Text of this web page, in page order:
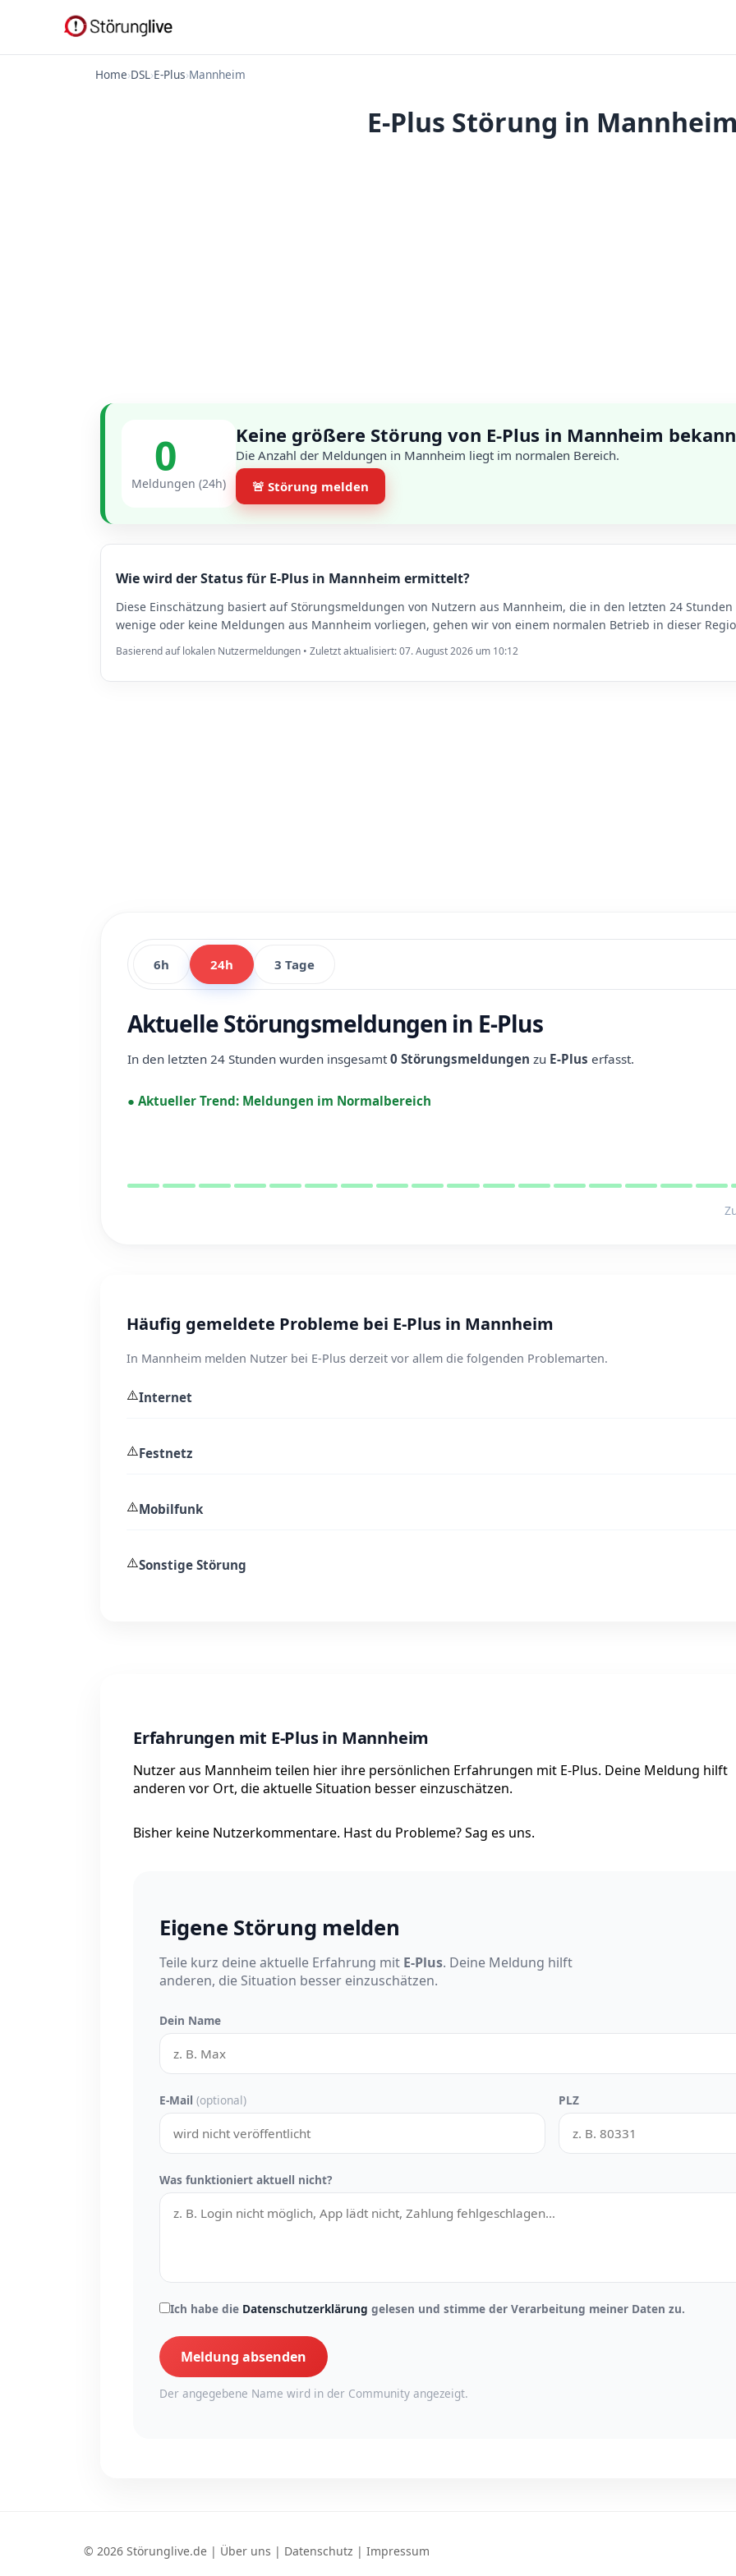
Home›DSL›E-Plus›Mannheim
E-Plus Störung in
0
Meldungen (24h)
Keine größere Störung von E-Plus in Mannheim
Die Anzahl der Meldungen in Mannheim liegt im normalen Bereich.
🚨 Störung melden
Wie wird der Status für E-Plus in Mannheim ermittelt?
Diese Einschätzung basiert auf Störungsmeldungen von Nutzern aus Mannheim, die in den letzten 24
wenige oder keine Meldungen aus Mannheim vorliegen, gehen wir von einem normalen Betrieb in dieser
Basierend auf lokalen Nutzermeldungen • Zuletzt aktualisiert: 07. August 2026 um 10:12
6h 24h 3 Tage
Aktuelle Störungsmeldungen in E-Plus
In den letzten 24 Stunden wurden insgesamt0 Störungsmeldungen zu E-Plus erfasst.
● Aktueller Trend: Meldungen im Normalbereich
Häufig gemeldete Probleme bei E-Plus in Mannheim
In Mannheim melden Nutzer bei E-Plus derzeit vor allem die folgenden Problemarten.
⚠️Internet
⚠️Festnetz
⚠️Mobilfunk
⚠️Sonstige Störung
Erfahrungen mit E-Plus in Mannheim
Nutzer aus Mannheim teilen hier ihre persönlichen Erfahrungen mit E-Plus. Deine Meldung hilft
anderen vor Ort, die aktuelle Situation besser einzuschätzen.
Bisher keine Nutzerkommentare. Hast du Probleme? Sag es uns.
Eigene Störung melden
Teile kurz deine aktuelle Erfahrung mit E-Plus. Deine Meldung hilft
anderen, die Situation besser einzuschätzen.
Dein Name
E-Mail (optional) PLZ
Was funktioniert aktuell nicht?
Ich habe die Datenschutzerklärung gelesen und stimme der Verarbeitung meiner Daten zu.
Meldung absenden
Der angegebene Name wird in der Community angezeigt.
© 2026 Störunglive.de | Über uns | Datenschutz | Impressum